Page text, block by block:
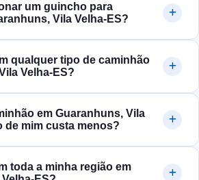
um guincho para
Vila Velha‑ES?
qualquer tipo de caminhão
Velha‑ES?
em Guaranhuns, Vila
de mim custa menos?
toda a minha região em